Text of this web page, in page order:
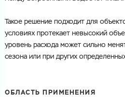
Такое решение подходит для
условиях протекает невысокий
уровень расхода может сильно
сезона или при других
ОБЛАСТЬ ПРИМЕНЕНИЯ